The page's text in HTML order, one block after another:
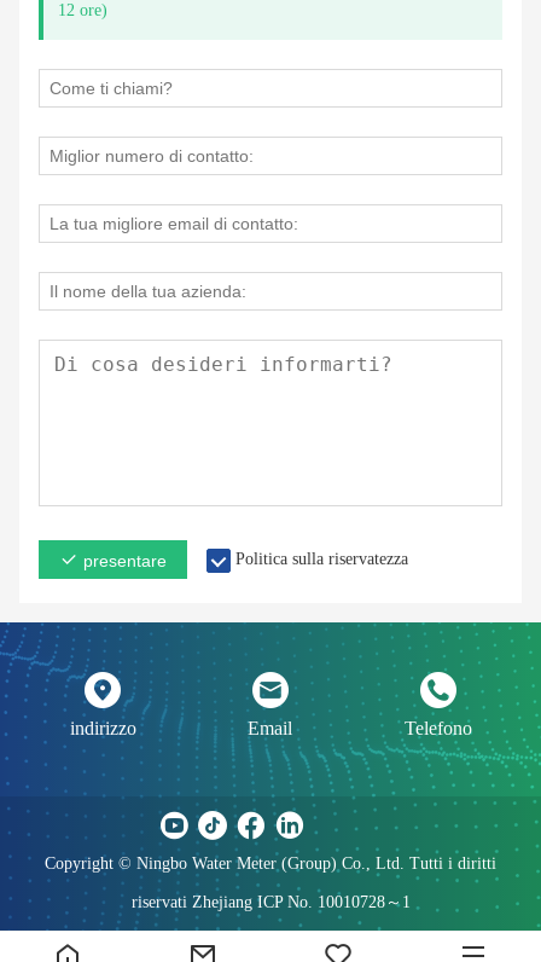
12 ore)
presentare Politica sulla riservatezza
indirizzo Email Telefono
Copyright © Ningbo Water Meter (Group) Co., Ltd. Tutti i diritti
riservati Zhejiang ICP No. 10010728～1